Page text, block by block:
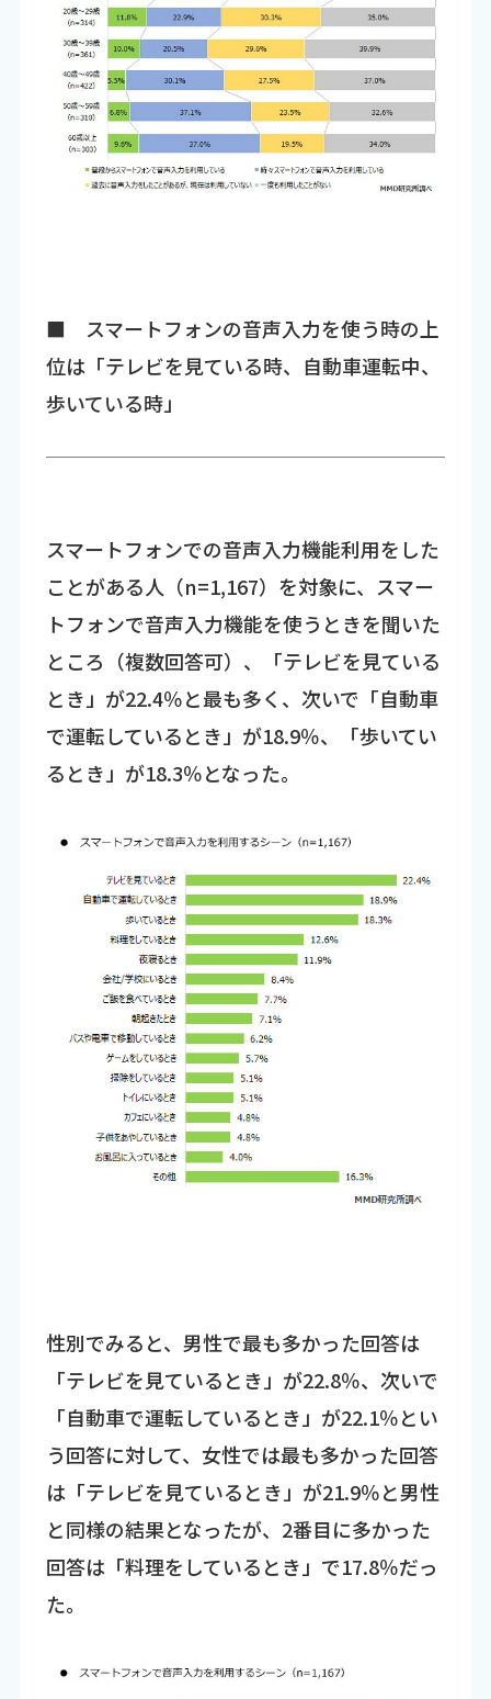
■ スマートフォンの音声入力を使う時の上
位は「テレビを見ている時、自動車運転中、
歩いている時」
スマートフォンでの音声入力機能利用をした
ことがある人（n=1,167）を対象に、スマー
トフォンで音声入力機能を使うときを聞いた
ところ（複数回答可）、「テレビを見ている
とき」が22.4％と最も多く、次いで「自動車
で運転しているとき」が18.9％、「歩いてい
るとき」が18.3％となった。
性別でみると、男性で最も多かった回答は
「テレビを見ているとき」が22.8％、次いで
「自動車で運転しているとき」が22.1％とい
う回答に対して、女性では最も多かった回答
は「テレビを見ているとき」が21.9％と男性
と同様の結果となったが、2番目に多かった
回答は「料理をしているとき」で17.8％だっ
た。